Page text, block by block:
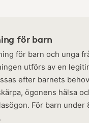
för barn
för barn och unga
utförs av en
efter barnets
ögonens hälsa
För barn under